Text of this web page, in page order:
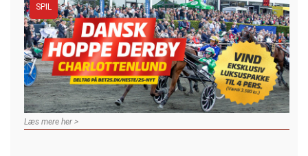
SPIL
Læs mere her >